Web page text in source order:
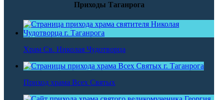
Приходы Таганрога
Храм Св. Николая Чудотворца
Приход храма Всех Святых